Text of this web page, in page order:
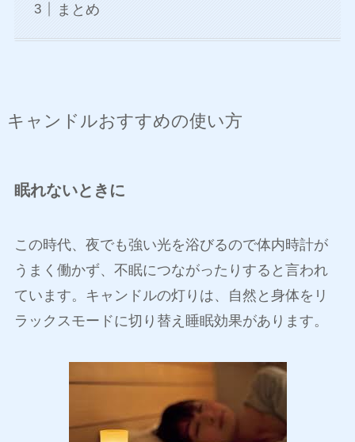
まとめ
キャンドルおすすめの使い方
眠れないときに
この時代、夜でも強い光を浴びるので体内時計が
うまく働かず、不眠につながったりすると言われ
ています。キャンドルの灯りは、自然と身体をリ
ラックスモードに切り替え睡眠効果があります。